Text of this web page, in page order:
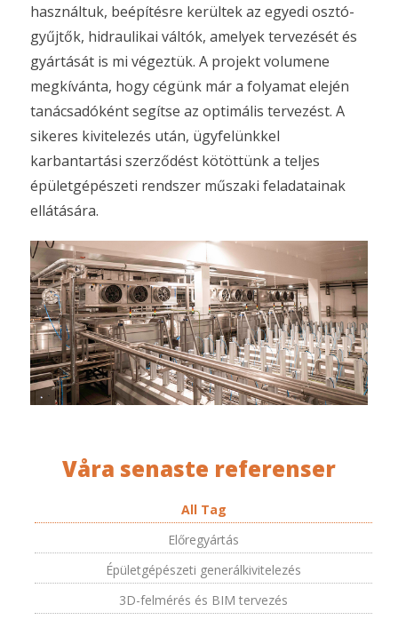
használtuk, beépítésre kerültek az egyedi osztó-
gyűjtők, hidraulikai váltók, amelyek tervezését és
gyártását is mi végeztük. A projekt volumene
megkívánta, hogy cégünk már a folyamat elején
tanácsadóként segítse az optimális tervezést. A
sikeres kivitelezés után, ügyfelünkkel
karbantartási szerződést kötöttünk a teljes
épületgépészeti rendszer műszaki feladatainak
ellátására.
Våra senaste referenser
All Tag
Előregyártás
Épületgépészeti generálkivitelezés
3D-felmérés és BIM tervezés